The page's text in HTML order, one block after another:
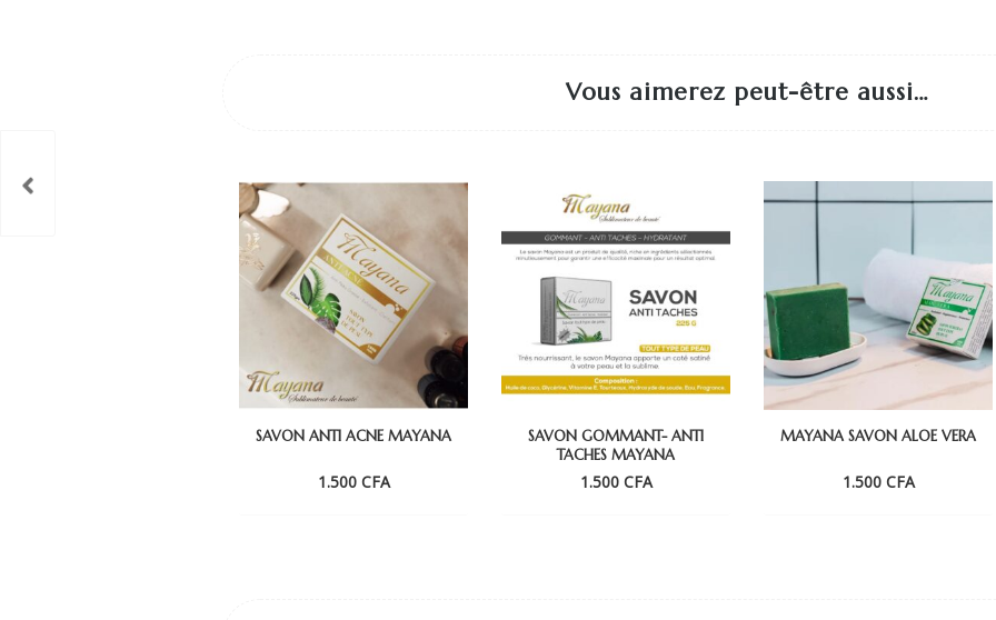
Vous aimerez peut-être aussi…
SAVON ANTI ACNE MAYANA
1.500 CFA
SAVON GOMMANT- ANTI
TACHES MAYANA
1.500 CFA
MAYANA SAVON ALOE VERA
1.500 CFA